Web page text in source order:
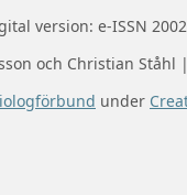
version: e-ISSN
och Christian Ståhl |
under